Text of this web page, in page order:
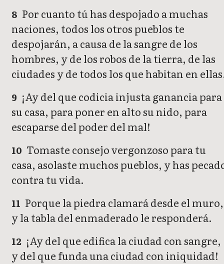
8 Por cuanto tú has despojado a muchas
naciones, todos los otros pueblos te
despojarán, a causa de la sangre de los
hombres, y de los robos de la tierra, de las
ciudades y de todos los que habitan en
9 ¡Ay del que codicia injusta ganancia para
su casa, para poner en alto su nido, para
escaparse del poder del mal!
10 Tomaste consejo vergonzoso para tu
casa, asolaste muchos pueblos, y has
contra tu vida.
11 Porque la piedra clamará desde el muro,
y la tabla del enmaderado le responderá.
12 ¡Ay del que edifica la ciudad con sangre,
y del que funda una ciudad con iniquidad!